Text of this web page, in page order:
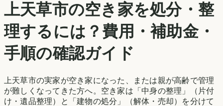
上天草市の空き家を処分・整
理するには？費用・補助金・
手順の確認ガイド
上天草市の実家が空き家になった、または親が高齢で管理
が難しくなってきた方へ。空き家は「中身の整理」（片付
け・遺品整理）と「建物の処分」（解体・売却）を分けて